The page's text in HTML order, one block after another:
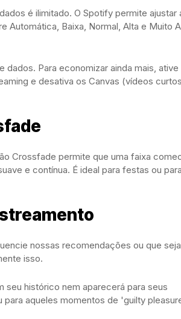
é ilimitado. O Spotify permite ajustar
Automática, Baixa, Normal, Alta e Muito
Para economizar ainda mais, ative
e desativa os Canvas (vídeos curtos
Crossfade permite que uma faixa
e contínua. É ideal para festas ou para
nossas recomendações ou que seja
isso.
seu histórico nem aparecerá para seus
aqueles momentos de 'guilty